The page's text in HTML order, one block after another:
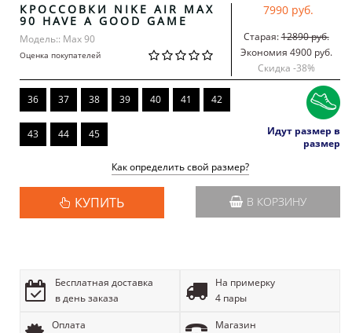
КРОССОВКИ NIKE AIR MAX
90 HAVE A GOOD GAME
Модель:: Max 90
Оценка покупателей
7990 руб.
Старая:12890 руб.
Экономия 4900 руб.
Скидка -38%
36 37 38 39 40 41 42
43 44 45
Идут размер в
размер
Как определить свой размер?
КУПИТЬ В КОРЗИНУ
Бесплатная доставка
в день заказа
На примерку
4 пары
Оплата
Магазин